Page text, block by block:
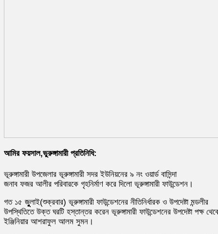
আমির ফয়সাল,ভুরুঙ্গামারী প্রতিনিধি:
ভূরুঙ্গামারী উপজেলার ভূরুঙ্গামারী সদর ইউনিয়নের ৯ নং ওয়ার্ড বাসিন্দা
জনাব ফজর আলীর পরিবারকে গৃহনির্মাণ করে দিলো ভূরুঙ্গামারী ফাউন্ডেশন।
গত ১৫ জুুুুুলাই(শুক্রবার) ভূরুঙ্গামারী ফাউন্ডেশনের নীতিনির্ধারক ও উপদেষ্টা মন্ডলীর
উপস্থিতিতে উক্ত ঘরটি হস্তান্তর করেন ভূরুঙ্গামারী ফাউন্ডেশনের উপদেষ্টা পক্ষ
ইঞ্জিনিয়ার আশরাফুল আলম সুমন।